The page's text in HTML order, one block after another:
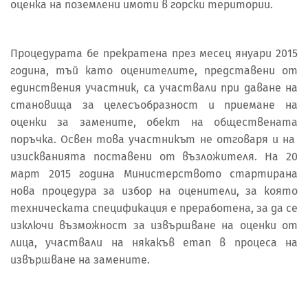
оценка на поземлени имоти в горски територии.
Процедурата бе прекратена през месец януари 2015
година, тъй като оценителите, представени от
единствения участник, са участвали при даване на
становища за целесъобразност и приемане на
оценки за замените, обект на обществената
поръчка. Освен това участникът не отговаря и на
изискванията поставени от възложителя. На 20
март 2015 година Министерството стартирана
нова процедура за избор на оценители, за която
техническата спецификация е преработена, за да се
изключи възможност за извършване на оценки от
лица, участвали на някакъв етап в процеса на
извършване на замените.